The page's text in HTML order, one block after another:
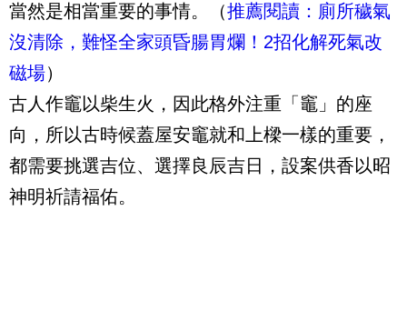
當然是相當重要的事情。（推薦閱讀：廁所穢氣
沒清除，難怪全家頭昏腸胃爛！2招化解死氣改
磁場）
古人作竈以柴生火，因此格外注重「竈」的座
向，所以古時候蓋屋安竈就和上樑一樣的重要，
都需要挑選吉位、選擇良辰吉日，設案供香以昭
神明祈請福佑。